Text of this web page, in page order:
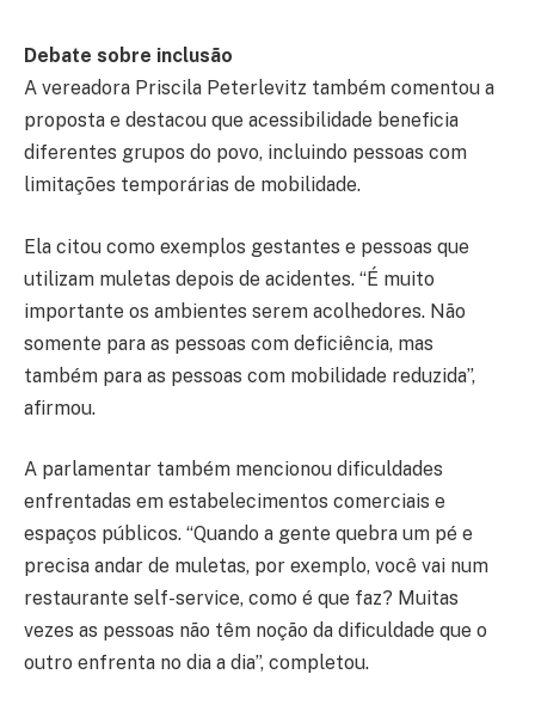
Debate sobre inclusão
A vereadora Priscila Peterlevitz também comentou a
proposta e destacou que acessibilidade beneficia
diferentes grupos do povo, incluindo pessoas com
limitações temporárias de mobilidade.
Ela citou como exemplos gestantes e pessoas que
utilizam muletas depois de acidentes. “É muito
importante os ambientes serem acolhedores. Não
somente para as pessoas com deficiência, mas
também para as pessoas com mobilidade reduzida”,
afirmou.
A parlamentar também mencionou dificuldades
enfrentadas em estabelecimentos comerciais e
espaços públicos. “Quando a gente quebra um pé e
precisa andar de muletas, por exemplo, você vai num
restaurante self-service, como é que faz? Muitas
vezes as pessoas não têm noção da dificuldade que o
outro enfrenta no dia a dia”, completou.